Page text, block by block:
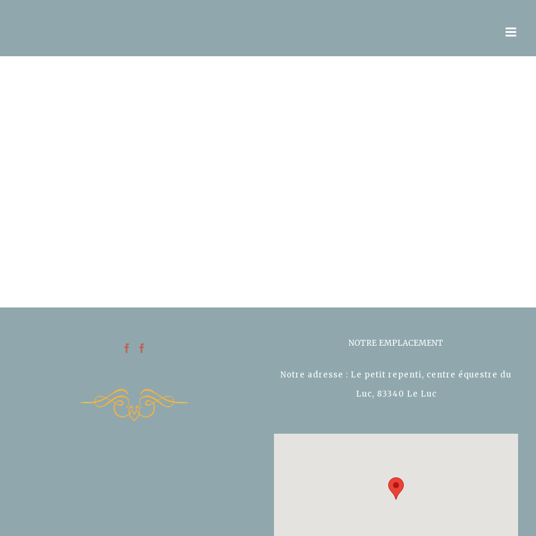
NOTRE EMPLACEMENT
Notre adresse : Le petit repenti, centre équestre du
Luc, 83340 Le Luc